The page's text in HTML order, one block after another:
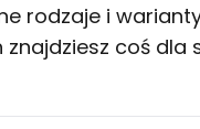
rodzaje i
coś dla